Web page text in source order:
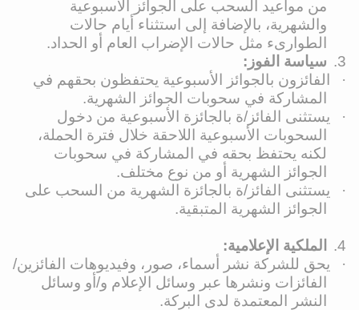
من مواعيد السحب على الجوائز الأسبوعية
والشهرية، بالإضافة إلى استثناء أيام حالات
الطوارىء مثل حالات الإضراب العام أو الحداد.
3.
سياسة الفوز:
·
الفائزون بالجوائز الأسبوعية يحتفظون بحقهم في
المشاركة في سحوبات الجوائز الشهرية.
·
يستثنى الفائز/ة بالجائزة الأسبوعية من دخول
السحوبات الأسبوعية اللاحقة خلال فترة الحملة،
لكنه يحتفظ بحقه في المشاركة في سحوبات
الجوائز الشهرية أو من نوع مختلف.
·
يستثنى الفائز/ة بالجائزة الشهرية من السحب على
الجوائز الشهرية المتبقية.
4.
الملكية الإعلامية:
·
يحق للشركة نشر أسماء، صور، وفيديوهات الفائزين/
الفائزات ونشرها عبر وسائل الإعلام و/أو وسائل
النشر المعتمدة لدى البركة.